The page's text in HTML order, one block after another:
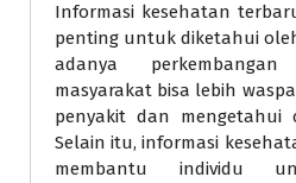
Informasi kesehatan
penting untuk diketahui
adanya
masyarakat bisa lebih
penyakit dan mengetahui
Selain itu, informasi
membantu individu